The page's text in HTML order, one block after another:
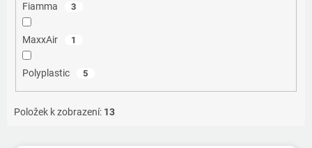
Fiamma 3
MaxxAir 1
Polyplastic 5
Položek k zobrazení: 13